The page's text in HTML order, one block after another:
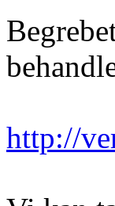
http://